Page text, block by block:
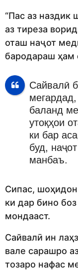
“Пас аз наздик
аз тиреза
оташ наҷот
бародараш ҳам
Сайвалӣ
баланд
утоқҳои
ки бар
буд,
манбаъ.
Сипас,
ки дар бино
мондааст.
Сайвалӣ ин
вале сарашро
тозаро нафас